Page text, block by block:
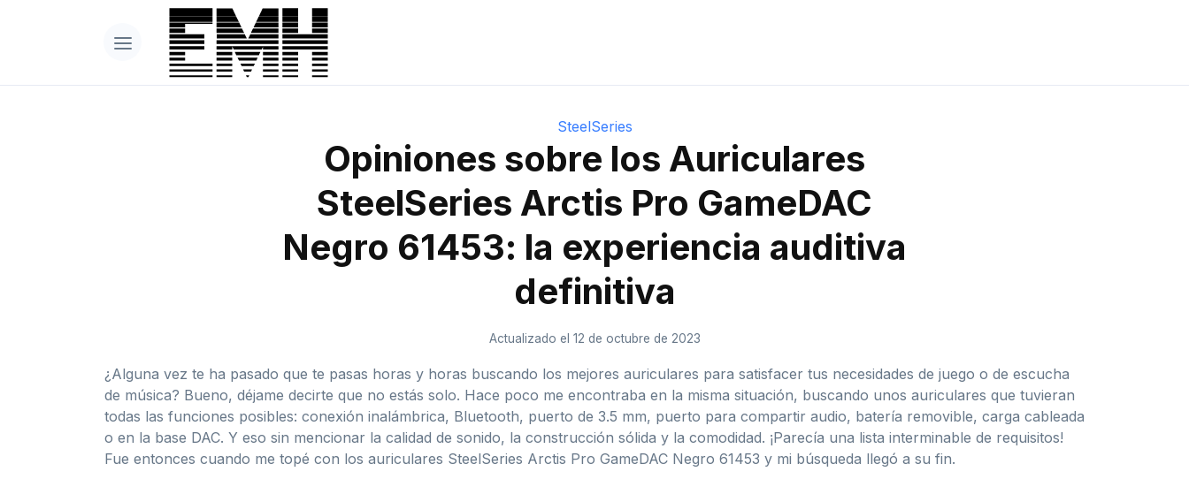
SteelSeries
Opiniones sobre los Auriculares
SteelSeries Arctis Pro GameDAC
Negro 61453: la experiencia auditiva
definitiva
Actualizado el 12 de octubre de 2023
¿Alguna vez te ha pasado que te pasas horas y horas buscando los mejores auriculares para satisfacer tus necesidades de juego o de escucha
de música? Bueno, déjame decirte que no estás solo. Hace poco me encontraba en la misma situación, buscando unos auriculares que tuvieran
todas las funciones posibles: conexión inalámbrica, Bluetooth, puerto de 3.5 mm, puerto para compartir audio, batería removible, carga cableada
o en la base DAC. Y eso sin mencionar la calidad de sonido, la construcción sólida y la comodidad. ¡Parecía una lista interminable de requisitos!
Fue entonces cuando me topé con los auriculares SteelSeries Arctis Pro GameDAC Negro 61453 y mi búsqueda llegó a su fin.